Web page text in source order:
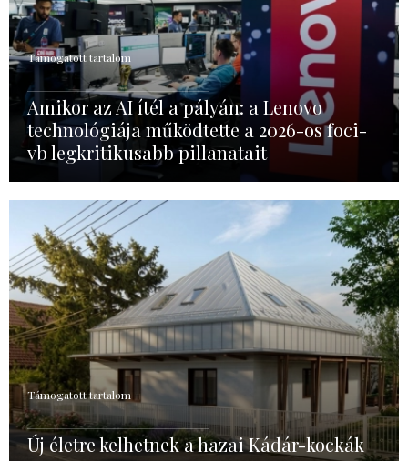
Támogatott tartalom
Amikor az AI ítél a pályán: a Lenovo
technológiája működtette a 2026-os foci-
vb legkritikusabb pillanatait
Támogatott tartalom
Új életre kelhetnek a hazai Kádár-kockák